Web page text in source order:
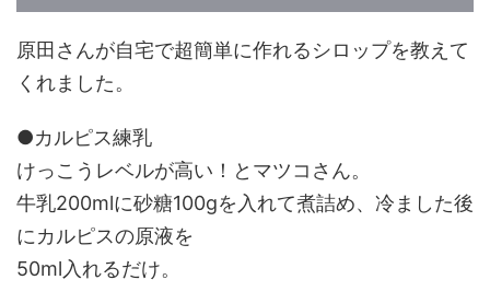
原田さんが自宅で超簡単に作れるシロップを教えて
くれました。
●カルピス練乳
けっこうレベルが高い！とマツコさん。
牛乳200mlに砂糖100gを入れて煮詰め、冷ました後
にカルピスの原液を
50ml入れるだけ。